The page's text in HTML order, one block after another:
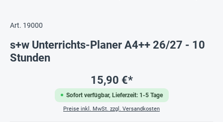
Art. 19000
s+w Unterrichts-Planer A4++ 26/27 - 10
Stunden
Sofort verfügbar, Lieferzeit: 1-5 Tage
15,90 €*
Preise inkl. MwSt. zzgl. Versandkosten